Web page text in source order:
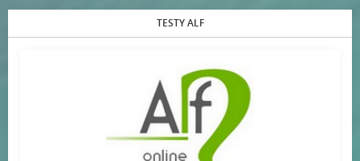
TESTY ALF